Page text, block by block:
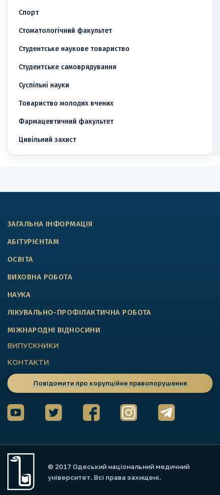
Спорт
Стоматологічний факультет
Студентське наукове товариство
Студентське самоврядування
Суспільні науки
Товариство молодих вчених
Фармацевтичний факультет
Цивільний захист
ЗАГАЛЬНА ІНФОРМАЦІЯ
АБІТУРІЄНТАМ
ОСВІТА
ВИХОВНА РОБОТА
НАУКА
ЛІКУВАЛЬНО-ПРОФІЛАКТИЧНА РОБОТА
МІЖНАРОДНІ ВІДНОСИНИ
ВИПУСКНИКИ
КОНТАКТИ
Повідомити про корупційне правопорушення
© 2017 Одеський національний медичний
університет. Всі права захищені.